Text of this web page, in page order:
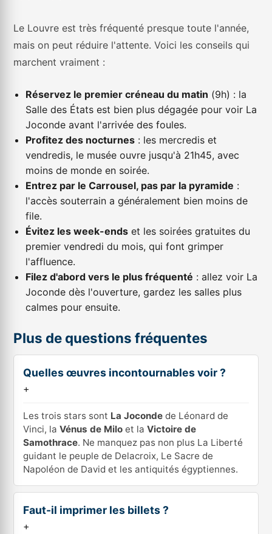
Le Louvre est très fréquenté presque toute l'année,
mais on peut réduire l'attente. Voici les conseils qui
marchent vraiment :
Réservez le premier créneau du matin (9h) : la
Salle des États est bien plus dégagée pour voir La
Joconde avant l'arrivée des foules.
Profitez des nocturnes : les mercredis et
vendredis, le musée ouvre jusqu'à 21h45, avec
moins de monde en soirée.
Entrez par le Carrousel, pas par la pyramide :
l'accès souterrain a généralement bien moins de
file.
Évitez les week-ends et les soirées gratuites du
premier vendredi du mois, qui font grimper
l'affluence.
Filez d'abord vers le plus fréquenté : allez voir La
Joconde dès l'ouverture, gardez les salles plus
calmes pour ensuite.
Plus de questions fréquentes
Quelles œuvres incontournables voir ?
+
Les trois stars sont La Joconde de Léonard de
Vinci, laVénus de Milo et laVictoire de
Samothrace. Ne manquez pas non plus La Liberté
guidant le peuple de Delacroix, Le Sacre de
Napoléon de David et les antiquités égyptiennes.
Faut-il imprimer les billets ?
+